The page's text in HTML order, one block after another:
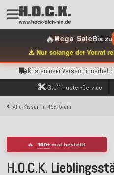
🔥Mega SaleBis zu
⚠️ Nur solange der Vorrat
Kostenloser Versand innerhalb
Über 120.000
Sicher bezahlen mit
Kostenloser Versand innerhalb
Über 120.000
Sicher bezahlen mit
Kostenloser Versand innerhalb
Stoffmuster-Service
Alle Kissen in 45x45 cm
🔥 100+ mal bestellt
H.O.C.K.